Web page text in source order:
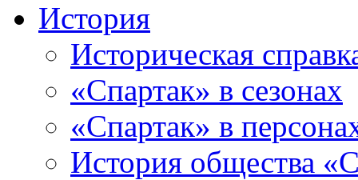
История
Историческая
«Спартак» в сезонах
«Спартак» в
История общества